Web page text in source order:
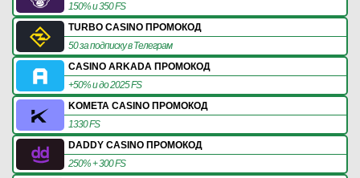
150% и 350 FS
TURBO CASINO ПРОМОКОД
50 за подписку в Телеграм
CASINO ARKADA ПРОМОКОД
+50% и до 2025 FS
KOMETA CASINO ПРОМОКОД
1330 FS
DADDY CASINO ПРОМОКОД
250% + 300 FS